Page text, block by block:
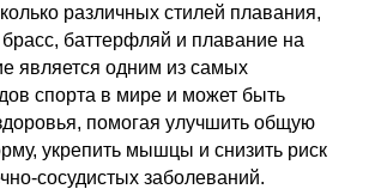
различных стилей плавания,
баттерфляй и плавание на
является одним из самых
спорта в мире и может быть
помогая улучшить общую
укрепить мышцы и снизить риск
сосудистых заболеваний.